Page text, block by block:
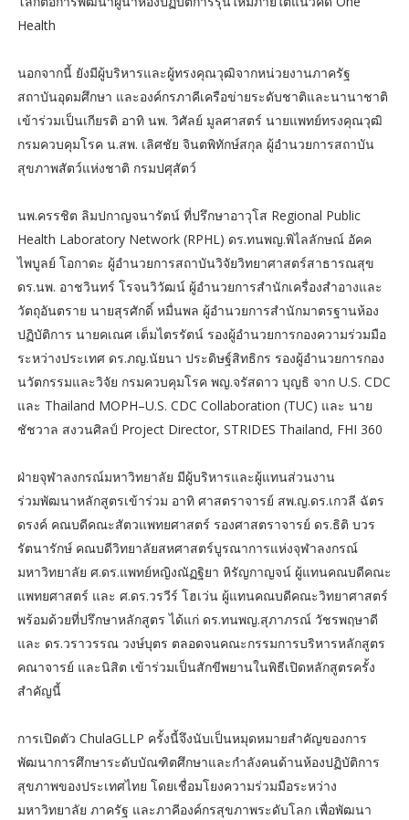
Health
นอกจากนี้ ยังมีผู้บริหารและผู้ทรงคุณวุฒิจากหน่วยงานภาครัฐ
สถาบันอุดมศึกษา และองค์กรภาคีเครือข่ายระดับชาติและนานาชาติ
เข้าร่วมเป็นเกียรติ อาทิ นพ. วิศัลย์ มูลศาสตร์ นายแพทย์ทรงคุณวุฒิ
กรมควบคุมโรค น.สพ. เลิศชัย จินตพิทักษ์สกุล ผู้อำนวยการสถาบัน
สุขภาพสัตว์แห่งชาติ กรมปศุสัตว์
นพ.ครรชิต ลิมปกาญจนารัตน์ ที่ปรึกษาอาวุโส Regional Public
Health Laboratory Network (RPHL) ดร.ทนพญ.พิไลลักษณ์ อัคค
ไพบูลย์ โอกาดะ ผู้อำนวยการสถาบันวิจัยวิทยาศาสตร์สาธารณสุข
ดร.นพ. อาชวินทร์ โรจนวิวัฒน์ ผู้อำนวยการสำนักเครื่องสำอางและ
วัตถุอันตราย นายสุรศักดิ์ หมื่นพล ผู้อำนวยการสำนักมาตรฐานห้อง
ปฏิบัติการ นายคเณศ เต็มไตรรัตน์ รองผู้อำนวยการกองความร่วมมือ
ระหว่างประเทศ ดร.ภญ.นัยนา ประดิษฐ์สิทธิกร รองผู้อำนวยการกอง
นวัตกรรมและวิจัย กรมควบคุมโรค พญ.จรัสดาว บุญธิ จาก U.S. CDC
และ Thailand MOPH–U.S. CDC Collaboration (TUC) และ นาย
ชัชวาล สงวนศิลป์ Project Director, STRIDES Thailand, FHI 360
ฝ่ายจุฬาลงกรณ์มหาวิทยาลัย มีผู้บริหารและผู้แทนส่วนงาน
ร่วมพัฒนาหลักสูตรเข้าร่วม อาทิ ศาสตราจารย์ สพ.ญ.ดร.เกวลี ฉัตร
ดรงค์ คณบดีคณะสัตวแพทยศาสตร์ รองศาสตราจารย์ ดร.ธิติ บวร
รัตนารักษ์ คณบดีวิทยาลัยสหศาสตร์บูรณาการแห่งจุฬาลงกรณ์
มหาวิทยาลัย ศ.ดร.แพทย์หญิงณัฏฐิยา หิรัญกาญจน์ ผู้แทนคณบดีคณะ
แพทยศาสตร์ และ ศ.ดร.วรวีร์ โฮเว่น ผู้แทนคณบดีคณะวิทยาศาสตร์
พร้อมด้วยที่ปรึกษาหลักสูตร ได้แก่ ดร.ทนพญ.สุภาภรณ์ วัชรพฤษาดี
และ ดร.วราวรรณ วงษ์บุตร ตลอดจนคณะกรรมการบริหารหลักสูตร
คณาจารย์ และนิสิต เข้าร่วมเป็นสักขีพยานในพิธีเปิดหลักสูตรครั้ง
สำคัญนี้
การเปิดตัว ChulaGLLP ครั้งนี้จึงนับเป็นหมุดหมายสำคัญของการ
พัฒนาการศึกษาระดับบัณฑิตศึกษาและกำลังคนด้านห้องปฏิบัติการ
สุขภาพของประเทศไทย โดยเชื่อมโยงความร่วมมือระหว่าง
มหาวิทยาลัย ภาครัฐ และภาคีองค์กรสุขภาพระดับโลก เพื่อพัฒนา